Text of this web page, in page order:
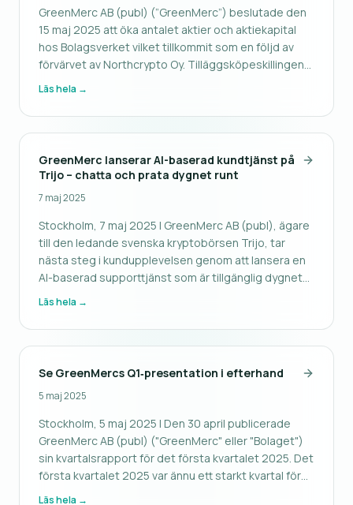
GreenMerc AB (publ) (”GreenMerc”) beslutade den
15 maj 2025 att öka antalet aktier och aktiekapital
hos Bolagsverket vilket tillkommit som en följd av
förvärvet av Northcrypto Oy. Tilläggsköpeskillingen
för förvärvet av Northcrypto Oy finansierades genom
antal aktier i
Läs hela →
GreenMerc lanserar AI-baserad kundtjänst på
Trijo – chatta och prata dygnet runt
7 maj 2025
Stockholm, 7 maj 2025 | GreenMerc AB (publ), ägare
till den ledande svenska kryptobörsen Trijo, tar
nästa steg i kundupplevelsen genom att lansera en
AI-baserad supporttjänst som är tillgänglig dygnet
runt – både via chatt och telefonsupport. Den nya
hjälp av AI kan Trij
Läs hela →
Se GreenMercs Q1‑presentation i efterhand
5 maj 2025
Stockholm, 5 maj 2025 | Den 30 april publicerade
GreenMerc AB (publ) ("GreenMerc" eller "Bolaget")
sin kvartalsrapport för det första kvartalet 2025. Det
första kvartalet 2025 var ännu ett starkt kvartal för
Bolaget med tillväxt, lönsamhet samt en lyckad
Läs hela →